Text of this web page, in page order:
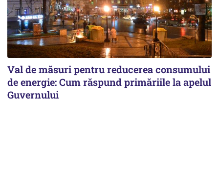
Val de măsuri pentru reducerea consumului
de energie: Cum răspund primăriile la apelul
Guvernului